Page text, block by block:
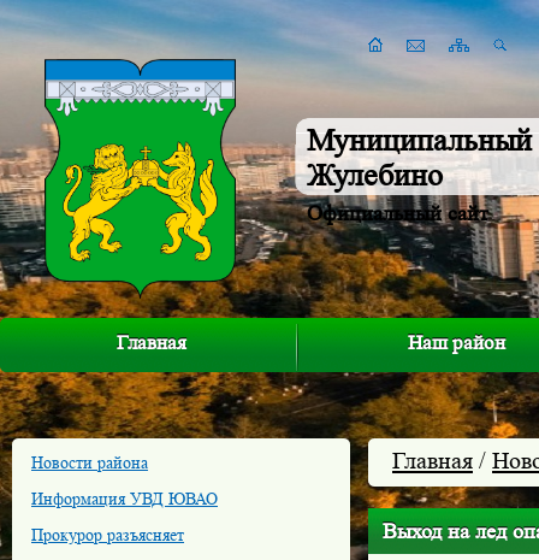
Муниципальный
Жулебино
Официальный сайт
Главная Наш район
Новости района
Информация УВД ЮВАО
Прокурор разъясняет
Главная /
Выход на лед